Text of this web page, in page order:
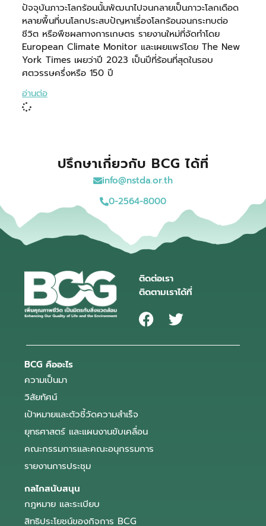
ปัจจุบันภาวะโลกร้อนนั้นพัฒนาไปจนกลายเป็นภาวะโลกเดือด
หลายพื้นที่บนโลกประสบปัญหาเรื่องโลกร้อนจนกระทบต่อ
ชีวิต หรือพืชผลทางการเกษตร รายงานใหม่ที่จัดทำโดย
European Climate Monitor และเผยแพร่โดย The New
York Times เผยว่าปี 2023 เป็นปีที่ร้อนที่สุดในรอบ
ศตวรรษครึ่งหรือ 150 ปี
อ่านต่อ
ปรึกษาเกี่ยวกับ BCG ได้ที่
info@nstda.or.th
0-2564-8000
ติดต่อเรา
ติดตามเราได้ที่
BCG คืออะไร
ความเป็นมา
วิสัยทัศน์
เป้าหมายและตัวชี้วัดความสำเร็จ
ยุทธศาสตร์ และแผนงานขับเคลื่อน
คณะกรรมการและคณะอนุกรรมการ
รายงานการประชุม
กลไกสนับสนุน
กฎหมาย และระเบียบ
สิทธิประโยชน์ของกิจการ BCG